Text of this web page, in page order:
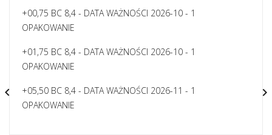
+00,75 BC 8,4 - DATA WAŻNOŚCI 2026-10 - 1
OPAKOWANIE
+01,75 BC 8,4 - DATA WAŻNOŚCI 2026-10 - 1
OPAKOWANIE
+05,50 BC 8,4 - DATA WAŻNOŚCI 2026-11 - 1
OPAKOWANIE
 